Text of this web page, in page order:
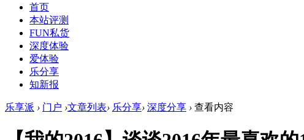
首页
本站评测
FUN私货
深度体验
爱体验
乐分享
知新报
乐享派 › 门户 ›文章列表› 乐分享› 深度分享 › 查看内容